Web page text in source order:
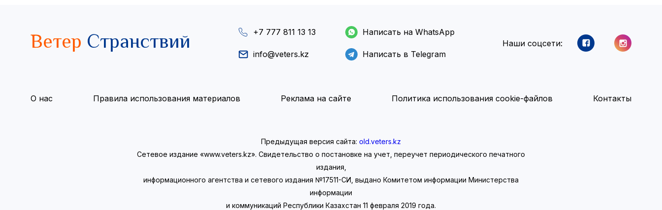
Ветер Странствий +7 777 811 13 13
info@veters.kz
Написать на WhatsApp
Написать в Telegram
Наши соцсети:
О нас Правила использования материалов Реклама на сайте Политика использования cookie-файлов Контакты
Предыдущая версия сайта: old.veters.kz
Сетевое издание «www.veters.kz». Свидетельство о постановке на учет, переучет периодического печатного
издания,
информационного агентства и сетевого издания №17511-СИ, выдано Комитетом информации Министерства
информации
и коммуникаций Республики Казахстан 11 февраля 2019 года.